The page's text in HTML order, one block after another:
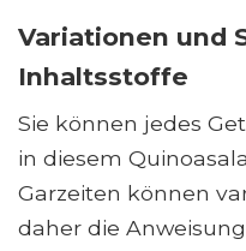
Variationen und
Inhaltsstoffe
Sie können jedes
in diesem
Garzeiten können
daher die